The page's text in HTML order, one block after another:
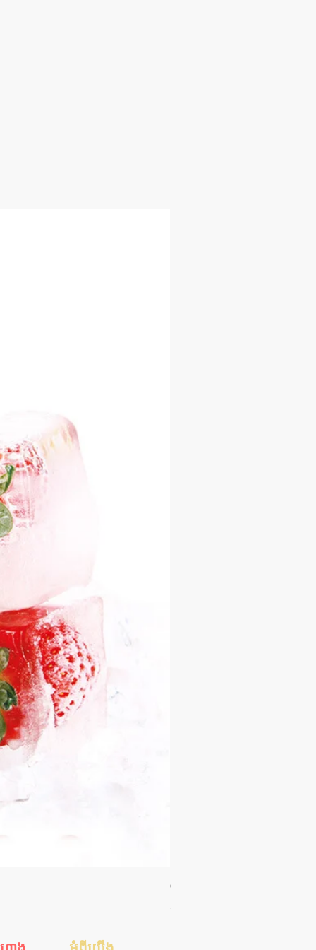
Orgie WOW! Blowjob Spray -